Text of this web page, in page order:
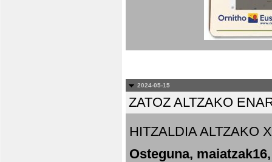
2024-05-15
ZATOZ ALTZAKO
HITZALDIA ALTZAKO
Osteguna,